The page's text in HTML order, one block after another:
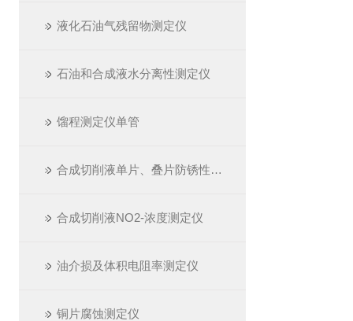
液化石油气残留物测定仪
石油和合成液水分离性测定仪
馏程测定仪单管
合成切削液单片、叠片防锈性测定仪
合成切削液NO2-浓度测定仪
油介损及体积电阻率测定仪
铜片腐蚀测定仪